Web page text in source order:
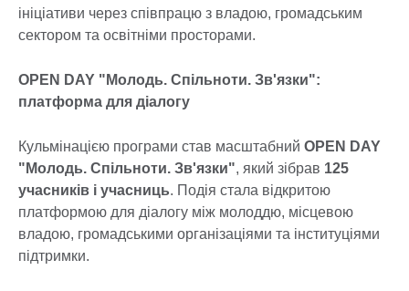
ініціативи через співпрацю з владою, громадським
сектором та освітніми просторами.
OPEN DAY "Молодь. Спільноти. Зв'язки":
платформа для діалогу
Кульмінацією програми став масштабний OPEN DAY
"Молодь. Спільноти. Зв'язки", який зібрав 125
учасників і учасниць. Подія стала відкритою
платформою для діалогу між молоддю, місцевою
владою, громадськими організаціями та інституціями
підтримки.